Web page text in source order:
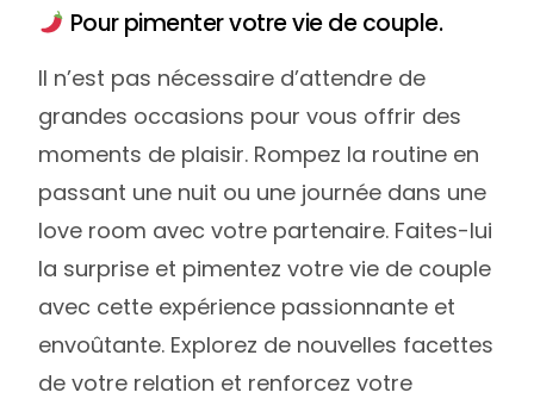
Pour pimenter votre vie de couple.
Il n’est pas nécessaire d’attendre de
grandes occasions pour vous offrir des
moments de plaisir. Rompez la routine en
passant une nuit ou une journée dans une
love room avec votre partenaire. Faites-lui
la surprise et pimentez votre vie de couple
avec cette expérience passionnante et
envoûtante. Explorez de nouvelles facettes
de votre relation et renforcez votre